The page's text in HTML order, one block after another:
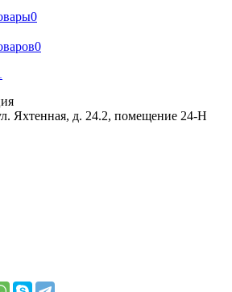
0
0
Яхтенная, д. 24.2, помещение 24-Н